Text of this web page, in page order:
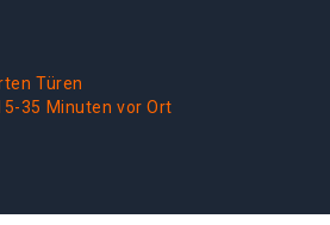
Türen
35 Minuten vor Ort